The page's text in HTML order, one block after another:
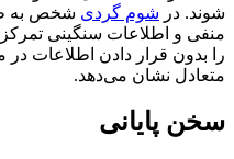
شوند. در شوم گردی شخص به
منفی و اطلاعات سنگینی
را بدون قرار دادن اطلاعات در
متعادل نشان می‌دهد.
سخن پایانی